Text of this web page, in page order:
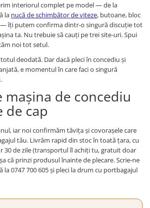
interiorul complet pe model — de la
la nucă de schimbător de viteze, butoane, bloc
— îți putem confirma dintr-o singură discuție tot
ta. Nu trebuie să cauți pe trei site-uri. Spui
noi tot setul.
deodată. Dar dacă pleci în concediu și
e momentul în care faci o singură
mașina de concediu
de cap
iar noi confirmăm tăvița și covorașele care
tău. Livrăm rapid din stoc în toată țara, cu
30 de zile (transportul îl achiți tu, gratuit doar
că prinzi produsul înainte de plecare. Scrie-ne
la 0747 700 605 și pleci la drum cu portbagajul